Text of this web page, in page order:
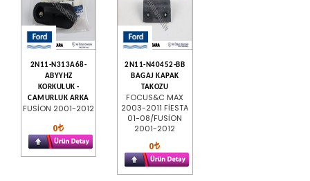
2N11-N313A68-
ABYYHZ
KORKULUK -
CAMURLUK ARKA
FUSİON 2001-2012
0
2N11-N40452-BB
BAGAJ KAPAK
TAKOZU
FOCUS&C MAX
2003-2011 FİESTA
01-08/FUSİON
2001-2012
0